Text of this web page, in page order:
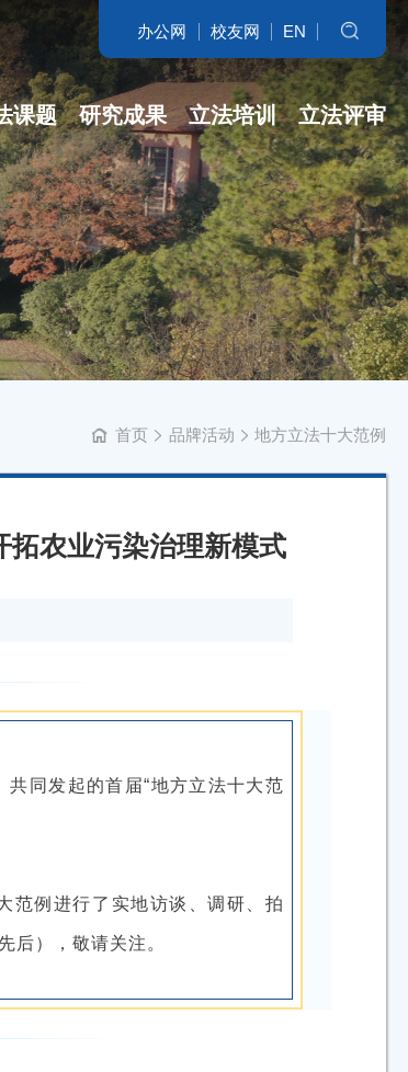
办公网 校友网 EN
搜索
课题
省哲社课题
省新型智库课...
立法委托课题
智库自设课题
研究成果
立法研究参考
专著
立法培训
开班盛况
培训交流
立法评审
首页 品牌活动 地方立法十大范例
农业污染治理新模式
同发起的首届“地方立法十大范
范例进行了实地访谈、调研、拍
后），敬请关注。